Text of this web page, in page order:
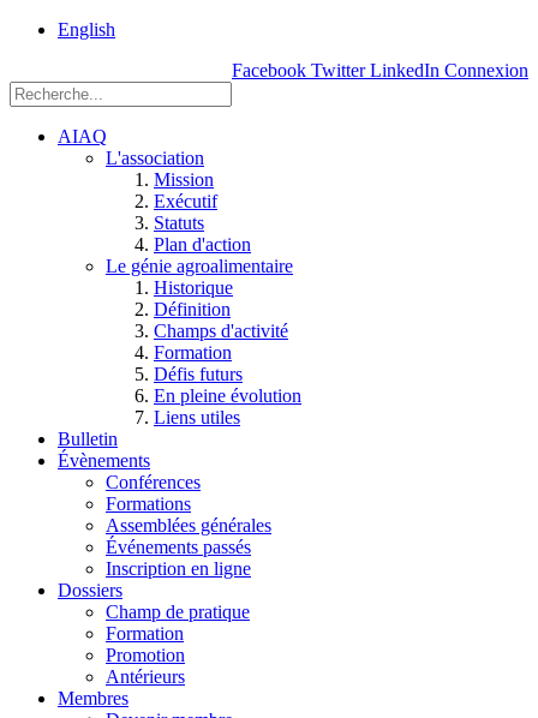
English
Facebook Twitter LinkedIn Connexion
AIAQ
L'association
Mission
Exécutif
Statuts
Plan d'action
Le génie agroalimentaire
Historique
Définition
Champs d'activité
Formation
Défis futurs
En pleine évolution
Liens utiles
Bulletin
Évènements
Conférences
Formations
Assemblées générales
Événements passés
Inscription en ligne
Dossiers
Champ de pratique
Formation
Promotion
Antérieurs
Membres
Einstein, Québec
G1P